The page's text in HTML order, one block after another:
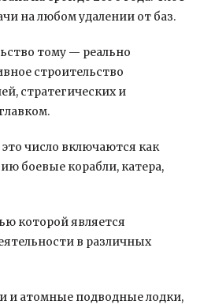
на любом удалении от баз.
тому — реально
строительство
стратегических и
число включаются как
боевые корабли, катера,
которой является
в различных
и атомные подводные лодки,